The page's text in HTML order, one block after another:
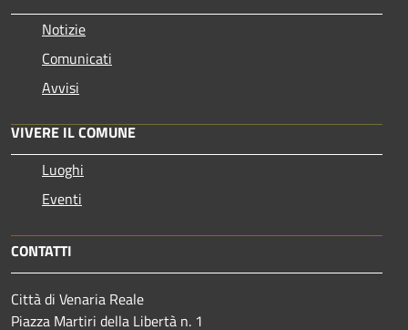
Notizie
Comunicati
Avvisi
VIVERE IL COMUNE
Luoghi
Eventi
CONTATTI
Città di Venaria Reale
Piazza Martiri della Libertà n. 1